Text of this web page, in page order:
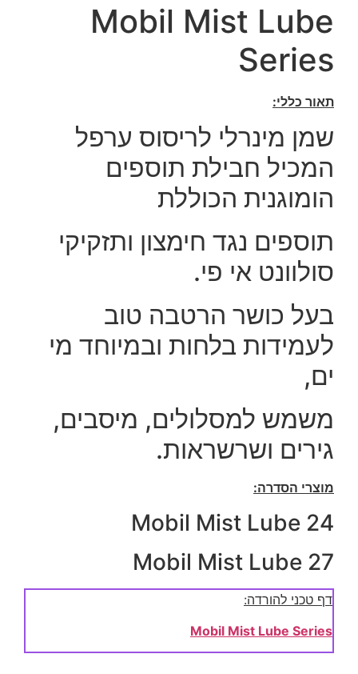
Mobil Mist Lube
Series
תאור כללי:
שמן מינרלי לריסוס ערפל
המכיל חבילת תוספים
הומוגנית הכוללת
תוספים נגד חימצון ותזקיקי
סולוונט אי פי.
בעל כושר הרטבה טוב
לעמידות בלחות ובמיוחד מי
ים,
משמש למסלולים, מיסבים,
גירים ושרשראות.
מוצרי הסדרה:
Mobil Mist Lube 24
Mobil Mist Lube 27
דף טכני להורדה:
Mobil Mist Lube Series